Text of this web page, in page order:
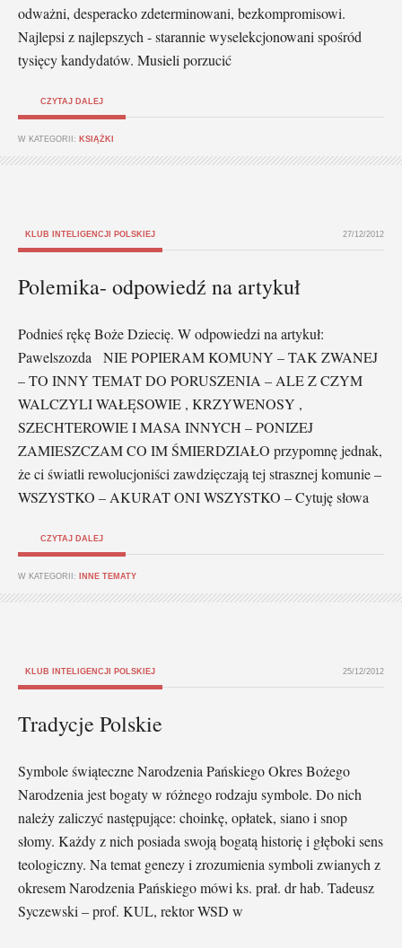
odważni, desperacko zdeterminowani, bezkompromisowi.
Najlepsi z najlepszych - starannie wyselekcjonowani spośród
tysięcy kandydatów. Musieli porzucić
CZYTAJ DALEJ
W KATEGORII: KSIĄŻKI
KLUB INTELIGENCJI POLSKIEJ 27/12/2012
Polemika- odpowiedź na artykuł
Podnieś rękę Boże Dziecię. W odpowiedzi na artykuł:
Pawelszozda NIE POPIERAM KOMUNY – TAK ZWANEJ
– TO INNY TEMAT DO PORUSZENIA – ALE Z CZYM
WALCZYLI WAŁĘSOWIE , KRZYWENOSY ,
SZECHTEROWIE I MASA INNYCH – PONIZEJ
ZAMIESZCZAM CO IM ŚMIERDZIAŁO przypomnę jednak,
że ci światli rewolucjoniści zawdzięczają tej strasznej komunie –
WSZYSTKO – AKURAT ONI WSZYSTKO – Cytuję słowa
CZYTAJ DALEJ
W KATEGORII: INNE TEMATY
KLUB INTELIGENCJI POLSKIEJ 25/12/2012
Tradycje Polskie
Symbole świąteczne Narodzenia Pańskiego Okres Bożego
Narodzenia jest bogaty w różnego rodzaju symbole. Do nich
należy zaliczyć następujące: choinkę, opłatek, siano i snop
słomy. Każdy z nich posiada swoją bogatą historię i głęboki sens
teologiczny. Na temat genezy i zrozumienia symboli zwianych z
okresem Narodzenia Pańskiego mówi ks. prał. dr hab. Tadeusz
Syczewski – prof. KUL, rektor WSD w